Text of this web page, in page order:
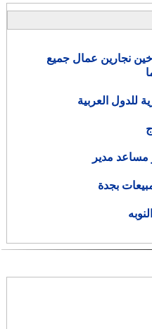
نجارين عمال جميع
للدول العربية
مساعد مدير
بجدة